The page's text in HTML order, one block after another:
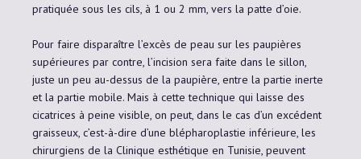
pratiquée sous les cils, à 1 ou 2 mm, vers la patte d’oie.
Pour faire disparaître l’excès de peau sur les paupières
supérieures par contre, l’incision sera faite dans le sillon,
juste un peu au-dessus de la paupière, entre la partie inerte
et la partie mobile. Mais à cette technique qui laisse des
cicatrices à peine visible, on peut, dans le cas d’un excédent
graisseux, c’est-à-dire d’une blépharoplastie inférieure, les
chirurgiens de la Clinique esthétique en Tunisie, peuvent